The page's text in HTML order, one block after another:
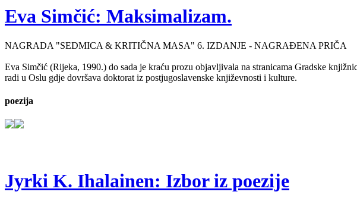
Eva Simčić: Maksimalizam.
NAGRADA "SEDMICA & KRITIČNA MASA" 6. IZDANJE - NAGRAĐENA PRIČA
Eva Simčić (Rijeka, 1990.) do sada je kraću prozu objavljivala na stranicama Gradske
radi u Oslu gdje dovršava doktorat iz postjugoslavenske književnosti i kulture.
poezija
Jyrki K. Ihalainen: Izbor iz poezije